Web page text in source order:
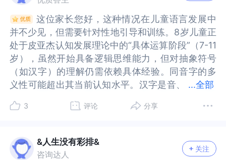
任我们的孩子也看看朱德庸先生的漫画，还有郑渊
洁老师的书～推荐书籍《自我关怀的力量》《我母
亲｜我自己》
们的孩子也看看朱德庸先生的漫画，还有郑渊洁老
师的书～推荐书籍《自我关怀的力量》《我母亲｜
我自己》
门全新的语言（比如阿拉伯语），在最初的几年也
会搞混发音相似的词？孩子学汉字，也是这么个过
程。低年级语文的核心目标是让孩子‌爱上文字的表
达‌，是“积累语感”‌而不是“拼正确率”。他是否自发地
发现过一个汉字的奥秘？他有没有用过一个生动的
比喻？这些才是语文能力的萌芽，需要我们给予及
时的表扬和肯定。你对孩子学习的焦虑，本质上是
同时也因此看到更多风景。‌你现在的耐心等待，就
是他未来对文字热爱的根基。‌我们往往用“问题显微
门全新的语言（比如阿拉伯语），在最初的几年也
会搞混发音相似的词？孩子学汉字，也是这么个过
程。低年级语文的核心目标是让孩子‌爱上文字的表
达‌，是“积累语感”‌而不是“拼正确率”。他是否自发地
发现过一个汉字的奥秘？他有没有用过一个生动的
比喻？这些才是语文能力的萌芽，需要我们给予及
时的表扬和肯定。你对孩子学习的焦虑，本质上是
同时也因此看到更多风景。‌你现在的耐心等待，就
是他未来对文字热爱的根基。‌我们往往用“问题显微
理解大量亲子阅读。每天坚持！选择适合他水平的
书籍（带拼音更好）。读到包含目标字词（如“团
结”）的句子时，可以稍作停顿，结合故事情节
问：“你看，小动物们是怎么‘团结’起来打败大灰狼
的？”让他在具体故事中感受词语的运用和含义。阅
读的成效可能不快，但一定有用，且见效持久。3️⃣
关注学习过程，给予耐心支持分解难点，像“结
石”这种比较抽象、离孩子生活远的词语，初期理解
攻克高频、常用的词语（如团结、结果、打结）。
随着孩子认知发展和阅读量增加，抽象词汇的理解
量亲子阅读。每天坚持！选择适合他水平的书籍
（带拼音更好）。读到包含目标字词（如“团结”）
的句子时，可以稍作停顿，结合故事情节问：“你
看，小动物们是怎么‘团结’起来打败大灰狼的？”让
他在具体故事中感受词语的运用和含义。阅读的成
效可能不快，但一定有用，且见效持久。3️⃣关注学
习过程，给予耐心支持分解难点，像“结石”这种比
较抽象、离孩子生活远的词语，初期理解困难很正
频、常用的词语（如团结、结果、打结）。随着孩
子认知发展和阅读量增加，抽象词汇的理解会自然
...全部
这位家长您好，这种情况在儿童语言发展中
并不少见，但需要针对性地引导和训练。8岁儿童正
处于皮亚杰认知发展理论中的“具体运算阶段”（7-11
岁），虽然开始具备逻辑思维能力，但对抽象符号
（如汉字）的理解仍需依赖具体经验。同音字的多
义性可能超出其当前认知水平。汉字是音、
（如“结”在“团结”和“结石”中）。孩子若未建立“音-
有效的记忆策略（如分类、联想），仅通过机械重
复学习，导致对同音字的理解停留在表面。我们可
并不少见，但需要针对性地引导和训练。8岁儿童正
处于皮亚杰认知发展理论中的“具体运算阶段”（7-11
岁），虽然开始具备逻辑思维能力，但对抽象符号
（如汉字）的理解仍需依赖具体经验。同音字的多
义性可能超出其当前认知水平。汉字是音、形、义
（如“结”在“团结”和“结石”中）。孩子若未建立“音-
有效的记忆策略（如分类、联想），仅通过机械重
复学习，导致对同音字的理解停留在表面。我们可
3 评论 分享
&人生没有彩排&
咨询达人
关注